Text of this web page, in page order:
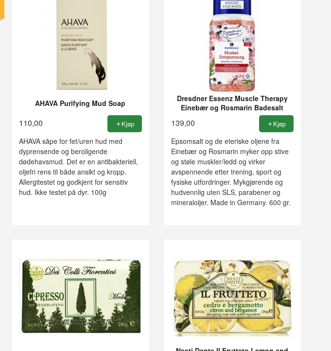
AHAVA Purifying Mud Soap
110,00 Kjøp
AHAVA såpe for fet/uren hud med
dyprensende og beroligende
dødehavsmud. Det er en antibakteriell,
oljefri rens til både ansikt og kropp.
Allergitestet og godkjent for sensitiv
hud. Ikke testet på dyr. 100g
Dresdner Essenz Muscle Therapy
Einebær og Rosmarin Badesalt
139,00 Kjøp
Epsomsalt og de eteriske oljene fra
Einebær og Rosmarin myker opp stive
og støle muskler/ledd og virker
avspennende etter trening, sport og
fysiske utfordringer. Mykgjørende og
hudvennlig uten SLS, parabener og
mineraloljer. Made in Germany. 600 gr.